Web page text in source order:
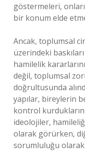
göstermeleri,
bir konum elde
Ancak, toplumsal
üzerindeki
hamilelik
değil, toplumsal
doğrultusunda
yapılar, bireylerin
kontrol
ideolojiler,
olarak görürken,
sorumluluğu